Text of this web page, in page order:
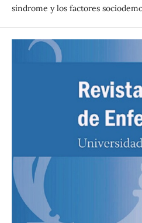
síndrome y los factores